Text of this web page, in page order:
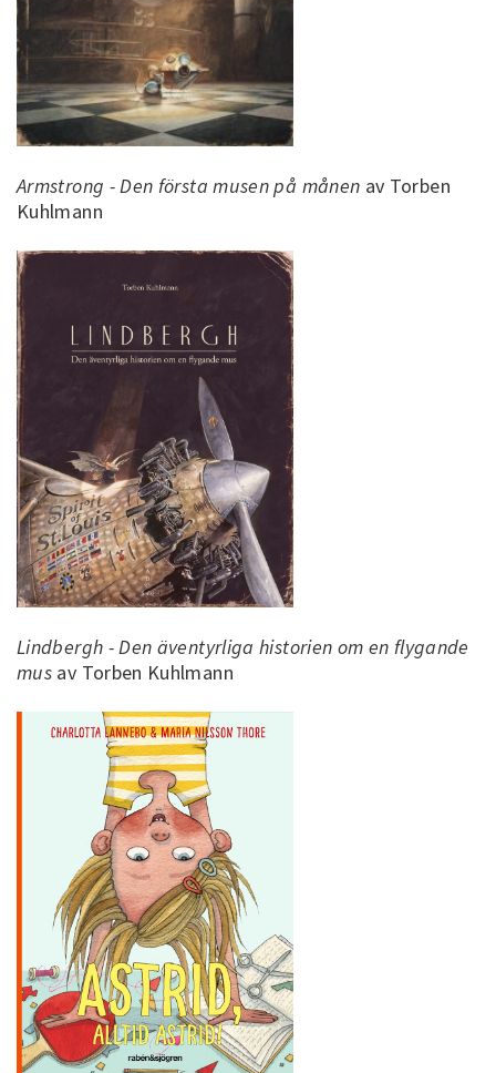
Armstrong - Den första musen på månen av Torben
Kuhlmann
Lindbergh - Den äventyrliga historien om en flygande
mus av Torben Kuhlmann